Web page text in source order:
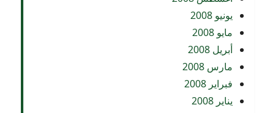
يونيو 2008
مايو 2008
أبريل 2008
مارس 2008
فبراير 2008
يناير 2008